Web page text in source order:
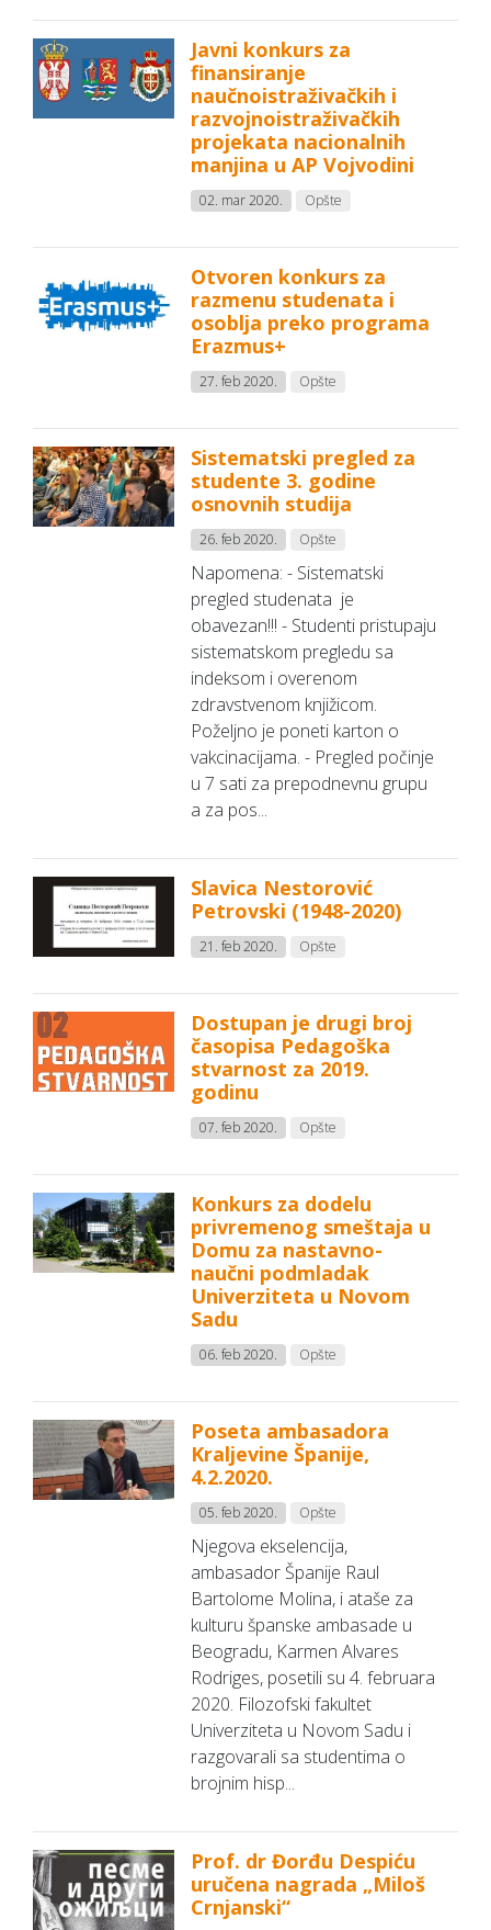
Javni konkurs za
finansiranje
naučnoistraživačkih i
razvojnoistraživačkih
projekata nacionalnih
manjina u AP Vojvodini
02. mar 2020. Opšte
Otvoren konkurs za
razmenu studenata i
osoblja preko programa
Erazmus+
27. feb 2020. Opšte
Sistematski pregled za
studente 3. godine
osnovnih studija
26. feb 2020. Opšte
Napomena: - Sistematski
pregled studenata je
obavezan!!! - Studenti pristupaju
sistematskom pregledu sa
indeksom i overenom
zdravstvenom knjižicom.
Poželjno je poneti karton o
vakcinacijama. - Pregled počinje
u 7 sati za prepodnevnu grupu
a za pos...
Slavica Nestorović
Petrovski (1948-2020)
21. feb 2020. Opšte
Dostupan je drugi broj
časopisa Pedagoška
stvarnost za 2019.
godinu
07. feb 2020. Opšte
Konkurs za dodelu
privremenog smeštaja u
Domu za nastavno-
naučni podmladak
Univerziteta u Novom
Sadu
06. feb 2020. Opšte
Poseta ambasadora
Kraljevine Španije,
4.2.2020.
05. feb 2020. Opšte
Njegova ekselencija,
ambasador Španije Raul
Bartolome Molina, i ataše za
kulturu španske ambasade u
Beogradu, Karmen Alvares
Rodriges, posetili su 4. februara
2020. Filozofski fakultet
Univerziteta u Novom Sadu i
razgovarali sa studentima o
brojnim hisp...
Prof. dr Đorđu Despiću
uručena nagrada „Miloš
Crnjanski“